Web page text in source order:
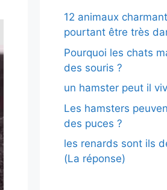
12 animaux
pourtant être très
Pourquoi les chats
des souris ?
un hamster peut il
Les hamsters
des puces ?
les renards sont ils
(La réponse)